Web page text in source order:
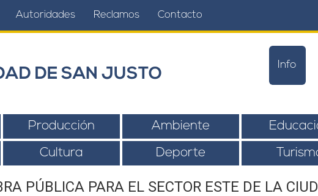
Autoridades Reclamos Contacto
DE SAN JUSTO
Info
Producción Ambiente
Cultura Deporte
PÚBLICA PARA EL SECTOR ESTE DE LA